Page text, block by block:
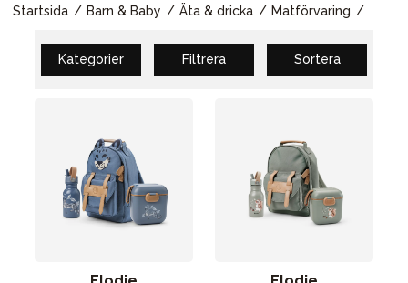
Startsida Barn & Baby Äta & dricka Matförvaring
Kategorier Filtrera Sortera
Bilbarnstolar
Babypaket
Barn & Baby
Möbler & bädd
Tillbehör